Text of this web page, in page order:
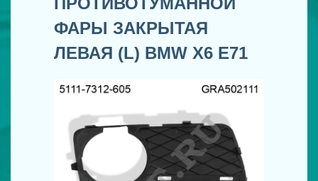
ФАРЫ ЗАКРЫТАЯ
ЛЕВАЯ (L) BMW X6 E71